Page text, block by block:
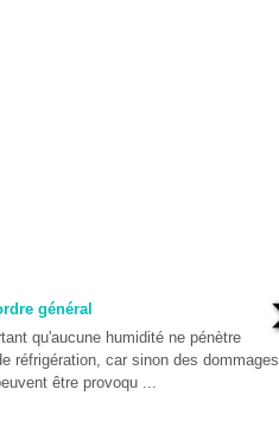
général
qu'aucune humidité ne pénètre
réfrigération, car sinon des dommages
être provoqu ...